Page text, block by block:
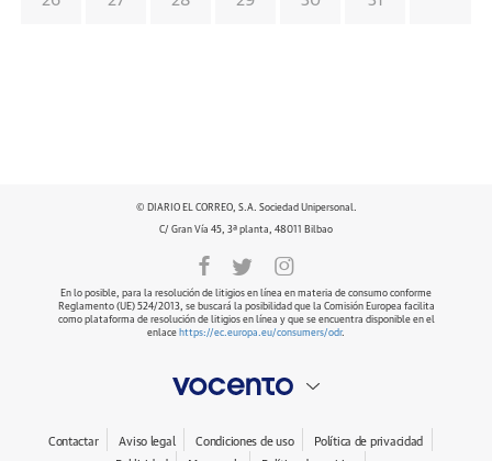
© DIARIO EL CORREO, S.A. Sociedad Unipersonal.
C/ Gran Vía 45, 3ª planta, 48011 Bilbao
En lo posible, para la resolución de litigios en línea en materia de consumo conforme
Reglamento (UE) 524/2013, se buscará la posibilidad que la Comisión Europea facilita
como plataforma de resolución de litigios en línea y que se encuentra disponible en el
enlace https://ec.europa.eu/consumers/odr.
Contactar Aviso legal Condiciones de uso
Política de privacidad